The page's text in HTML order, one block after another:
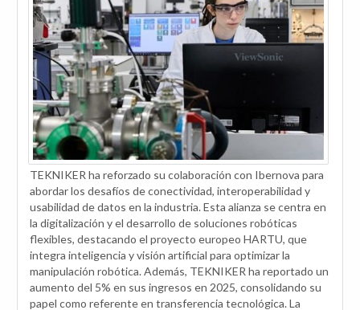
TEKNIKER ha reforzado su colaboración con Ibernova para
abordar los desafíos de conectividad, interoperabilidad y
usabilidad de datos en la industria. Esta alianza se centra en
la digitalización y el desarrollo de soluciones robóticas
flexibles, destacando el proyecto europeo HARTU, que
integra inteligencia y visión artificial para optimizar la
manipulación robótica. Además, TEKNIKER ha reportado un
aumento del 5% en sus ingresos en 2025, consolidando su
papel como referente en transferencia tecnológica. La